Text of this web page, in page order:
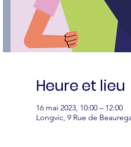
Heure et lieu
16 mai 2023, 10:00 – 12:00
Longvic, 9 Rue de